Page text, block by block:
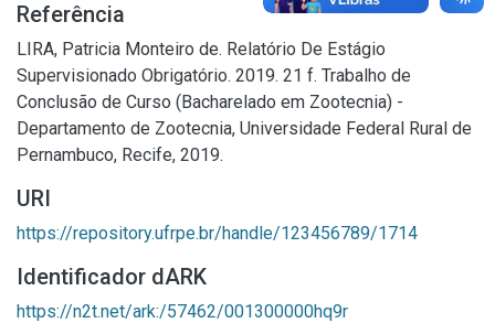
Referência
LIRA, Patricia Monteiro de. Relatório De Estágio
Supervisionado Obrigatório. 2019. 21 f. Trabalho de
Conclusão de Curso (Bacharelado em Zootecnia) -
Departamento de Zootecnia, Universidade Federal Rural de
Pernambuco, Recife, 2019.
URI
https://repository.ufrpe.br/handle/123456789/1714
Identificador dARK
https://n2t.net/ark:/57462/001300000hq9r